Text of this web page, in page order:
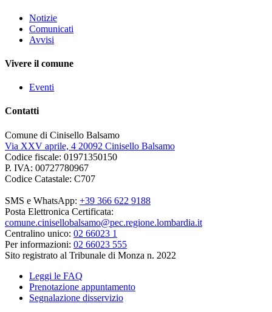
Notizie
Comunicati
Avvisi
Vivere il comune
Eventi
Contatti
Comune di Cinisello Balsamo
Via XXV aprile, 4 20092 Cinisello Balsamo
Codice fiscale: 01971350150
P. IVA: 00727780967
Codice Catastale: C707
SMS e WhatsApp: +39 366 622 9188
Posta Elettronica Certificata:
comune.cinisellobalsamo@pec.regione.lombardia.it
Centralino unico: 02 66023 1
Per informazioni: 02 66023 555
Sito registrato al Tribunale di Monza n. 2022
Leggi le FAQ
Prenotazione appuntamento
Segnalazione disservizio